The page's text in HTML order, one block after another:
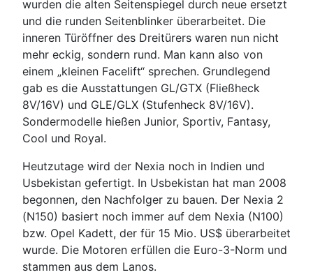
wurden die alten Seitenspiegel durch neue ersetzt
und die runden Seitenblinker überarbeitet. Die
inneren Türöffner des Dreitürers waren nun nicht
mehr eckig, sondern rund. Man kann also von
einem „kleinen Facelift“ sprechen. Grundlegend
gab es die Ausstattungen GL/GTX (Fließheck
8V/16V) und GLE/GLX (Stufenheck 8V/16V).
Sondermodelle hießen Junior, Sportiv, Fantasy,
Cool und Royal.
Heutzutage wird der Nexia noch in Indien und
Usbekistan gefertigt. In Usbekistan hat man 2008
begonnen, den Nachfolger zu bauen. Der Nexia 2
(N150) basiert noch immer auf dem Nexia (N100)
bzw. Opel Kadett, der für 15 Mio. US$ überarbeitet
wurde. Die Motoren erfüllen die Euro-3-Norm und
stammen aus dem Lanos.